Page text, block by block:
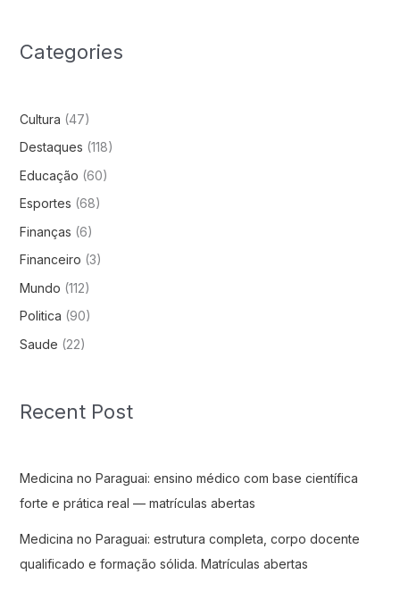
Categories
Cultura (47)
Destaques (118)
Educação (60)
Esportes (68)
Finanças (6)
Financeiro (3)
Mundo (112)
Politica (90)
Saude (22)
Recent Post
Medicina no Paraguai: ensino médico com base científica
forte e prática real — matrículas abertas
Medicina no Paraguai: estrutura completa, corpo docente
qualificado e formação sólida. Matrículas abertas